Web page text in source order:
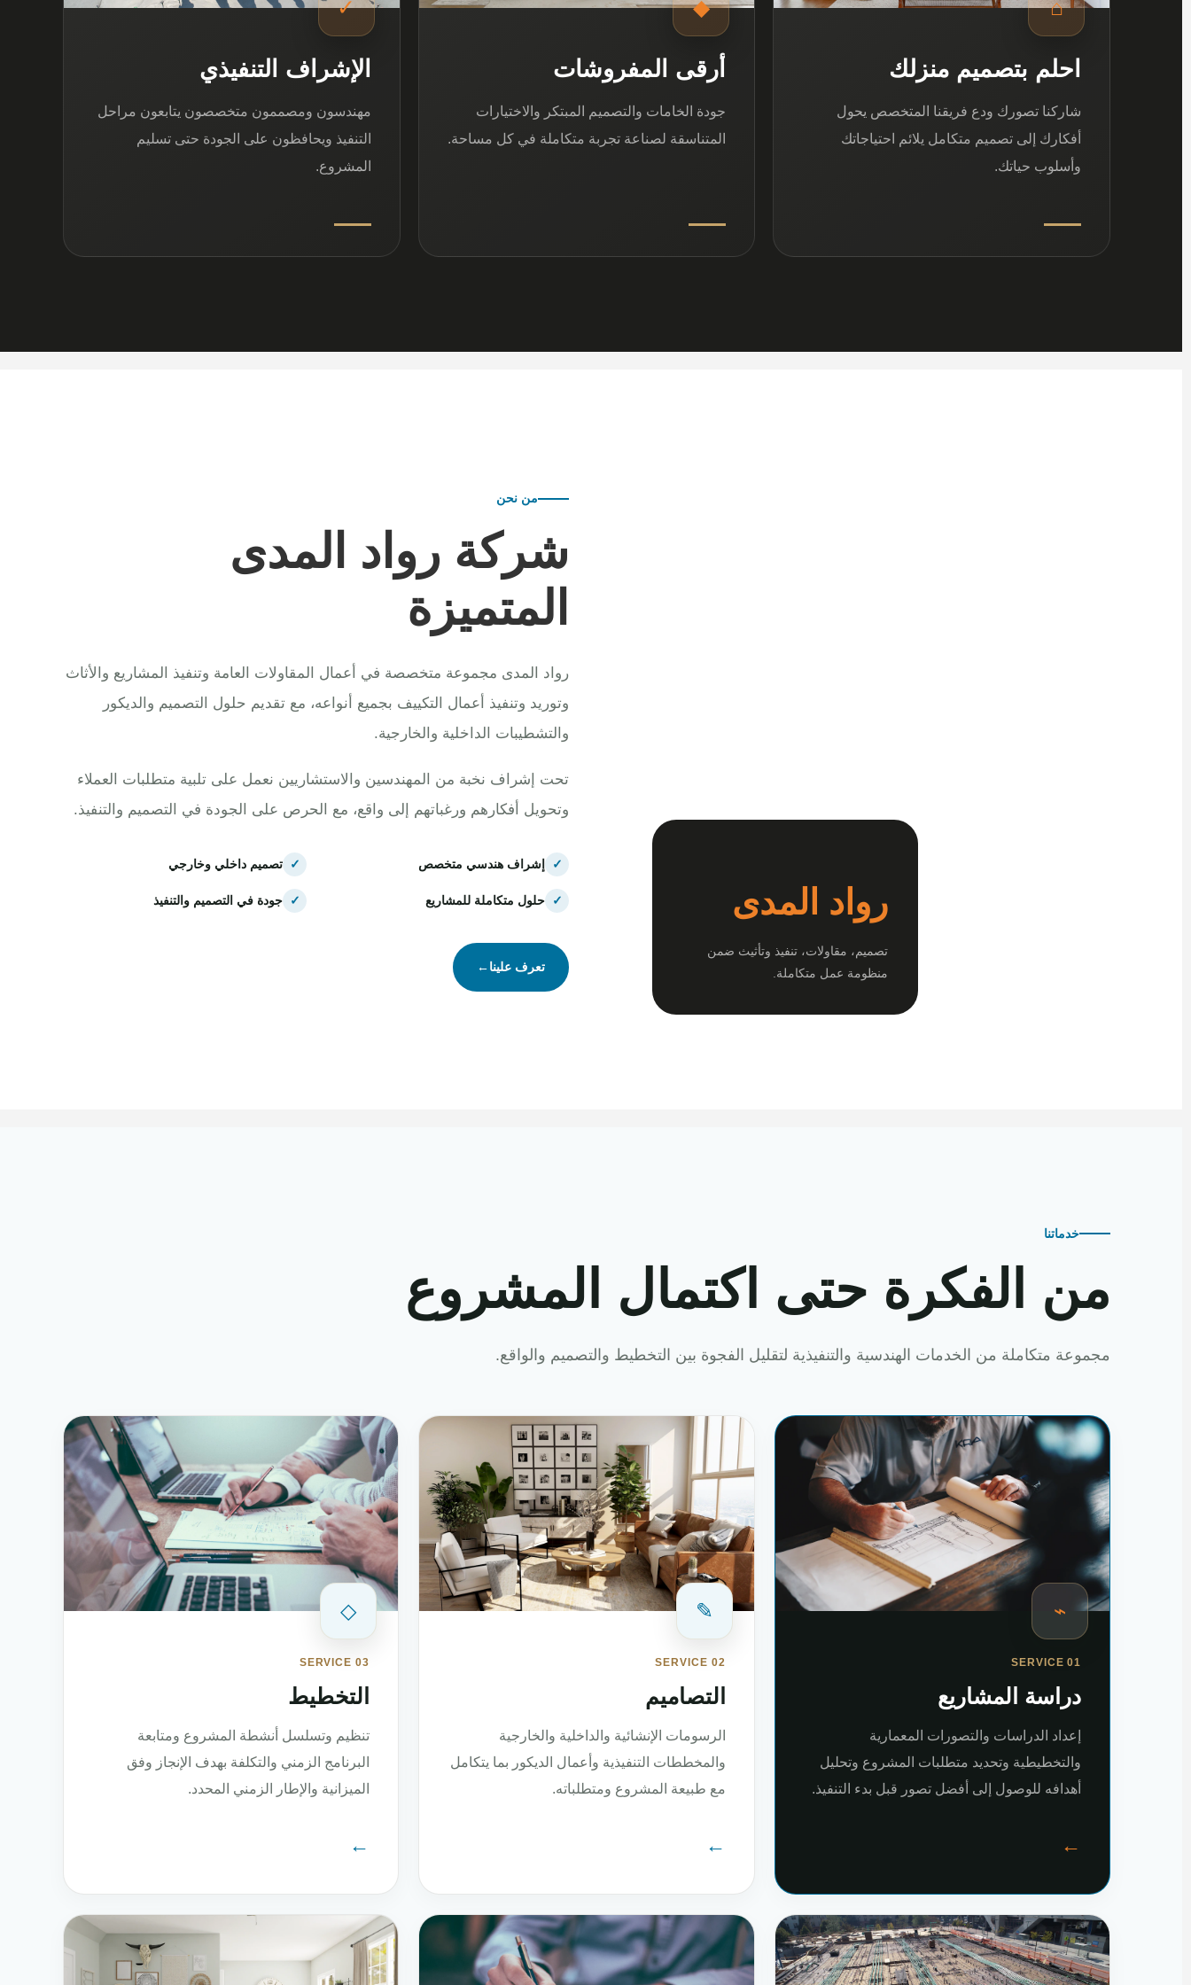
⌂
احلم بتصميم منزلك
شاركنا تصورك ودع فريقنا المتخصص يحول
أفكارك إلى تصميم متكامل يلائم احتياجاتك
وأسلوب حياتك.
◆
أرقى المفروشات
جودة الخامات والتصميم المبتكر والاختيارات
المتناسقة لصناعة تجربة متكاملة في كل مساحة.
✓
الإشراف التنفيذي
مهندسون ومصممون متخصصون يتابعون مراحل
التنفيذ ويحافظون على الجودة حتى تسليم
المشروع.
رواد المدى
تصميم، مقاولات، تنفيذ وتأثيث ضمن
منظومة عمل متكاملة.
من نحن
شركة رواد المدى
المتميزة
رواد المدى مجموعة متخصصة في أعمال المقاولات العامة وتنفيذ المشاريع والأثاث
وتوريد وتنفيذ أعمال التكييف بجميع أنواعه، مع تقديم حلول التصميم والديكور
والتشطيبات الداخلية والخارجية.
تحت إشراف نخبة من المهندسين والاستشاريين نعمل على تلبية متطلبات العملاء
وتحويل أفكارهم ورغباتهم إلى واقع، مع الحرص على الجودة في التصميم والتنفيذ.
✓ إشراف هندسي متخصص ✓ تصميم داخلي وخارجي
✓ حلول متكاملة للمشاريع ✓ جودة في التصميم والتنفيذ
تعرف علينا←
خدماتنا
من الفكرة حتى اكتمال المشروع
مجموعة متكاملة من الخدمات الهندسية والتنفيذية لتقليل الفجوة بين التخطيط والتصميم والواقع.
⌁
SERVICE 01
دراسة المشاريع
إعداد الدراسات والتصورات المعمارية
والتخطيطية وتحديد متطلبات المشروع وتحليل
أهدافه للوصول إلى أفضل تصور قبل بدء التنفيذ.
←
✎
SERVICE 02
التصاميم
الرسومات الإنشائية والداخلية والخارجية
والمخططات التنفيذية وأعمال الديكور بما يتكامل
مع طبيعة المشروع ومتطلباته.
←
◇
SERVICE 03
التخطيط
تنظيم وتسلسل أنشطة المشروع ومتابعة
البرنامج الزمني والتكلفة بهدف الإنجاز وفق
الميزانية والإطار الزمني المحدد.
←